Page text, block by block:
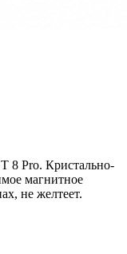
8 Pro. Кристально-
магнитное
не желтеет.